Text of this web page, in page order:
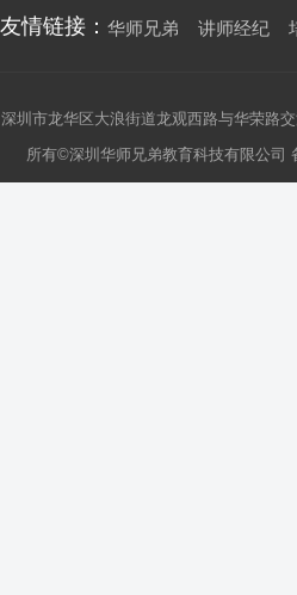
友情链接： 华师兄弟 讲师经纪
深圳市龙华区大浪街道龙观西路与华荣
所有©深圳华师兄弟教育科技有限公司